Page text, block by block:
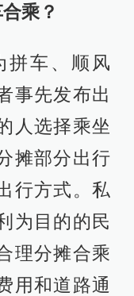
乘？
拼车、顺风
事先发布出
人选择乘坐
摊部分出行
行方式。私
为目的的民
理分摊合乘
用和道路通